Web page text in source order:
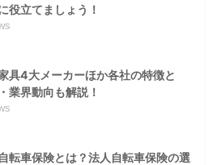
役立てましょう！
具4大メーカーほか各社の特徴と
業界動向も解説！
転車保険とは？法人自転車保険の選